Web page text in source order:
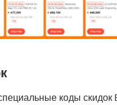
коды скидок